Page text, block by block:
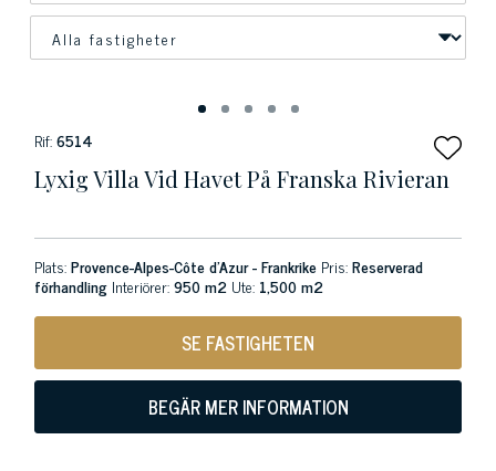
Rif:6514
Lyxig Villa Vid Havet På Franska Rivieran
Plats:Provence-Alpes-Côte d'Azur - Frankrike Pris:Reserverad
förhandling Interiörer:950 m2 Ute: 1,500 m2
SE FASTIGHETEN
BEGÄR MER INFORMATION